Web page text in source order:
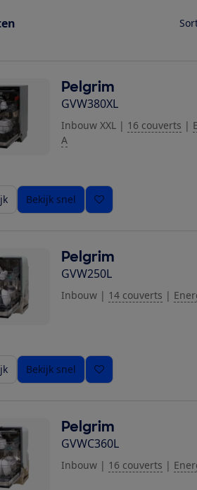
Pelgrim
GVW380XL
Inbouw XXL | 16 couverts |
A
Bekijk snel
Pelgrim
GVW250L
Inbouw | 14 couverts |
Bekijk snel
Pelgrim
GVWC360L
Inbouw | 16 couverts |